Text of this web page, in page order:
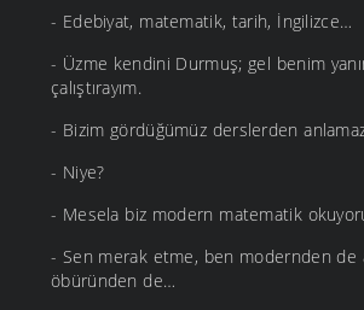
- Edebiyat, matematik, tarih, İngilizce…
- Üzme kendini Durmuş; gel benim
çalıştırayım.
- Bizim gördüğümüz derslerden
- Niye?
- Mesela biz modern matematik
- Sen merak etme, ben modernden de
öbüründen de…